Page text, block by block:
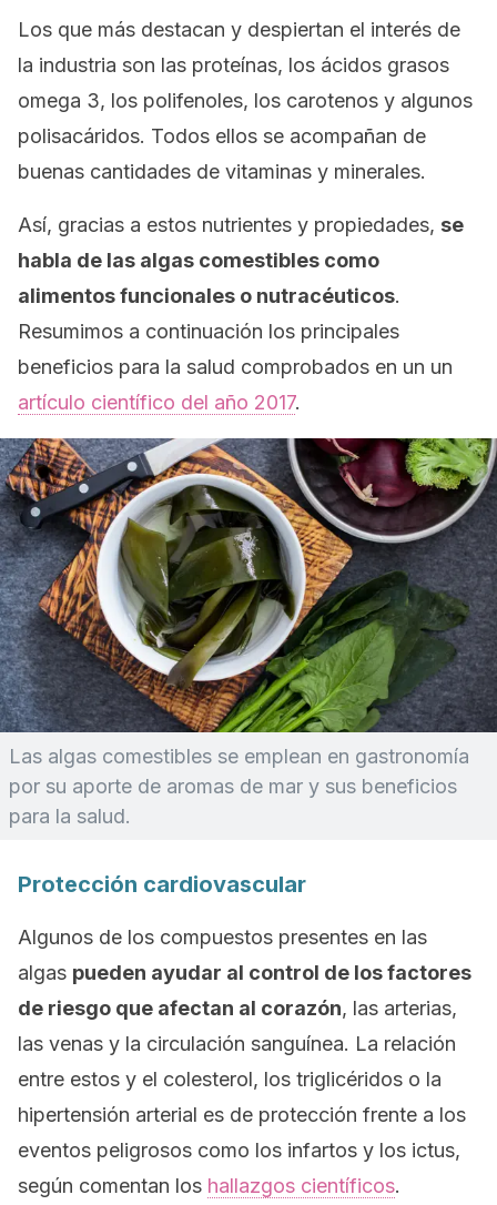
Los que más destacan y despiertan el interés de
la industria son las proteínas, los ácidos grasos
omega 3, los polifenoles, los carotenos y algunos
polisacáridos. Todos ellos se acompañan de
buenas cantidades de vitaminas y minerales.
Así, gracias a estos nutrientes y propiedades, se
habla de las algas comestibles como
alimentos funcionales o nutracéuticos.
Resumimos a continuación los principales
beneficios para la salud comprobados en un un
artículo científico del año 2017.
Las algas comestibles se emplean en gastronomía
por su aporte de aromas de mar y sus beneficios
para la salud.
Protección cardiovascular
Algunos de los compuestos presentes en las
algas pueden ayudar al control de los factores
de riesgo que afectan al corazón, las arterias,
las venas y la circulación sanguínea. La relación
entre estos y el colesterol, los triglicéridos o la
hipertensión arterial es de protección frente a los
eventos peligrosos como los infartos y los ictus,
según comentan los hallazgos científicos.